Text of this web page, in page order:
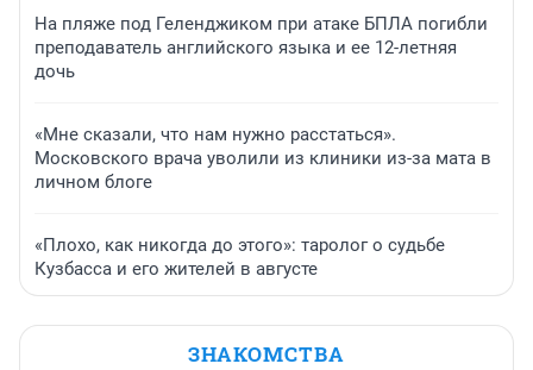
На пляже под Геленджиком при атаке БПЛА погибли
преподаватель английского языка и ее 12-летняя
дочь
«Мне сказали, что нам нужно расстаться».
Московского врача уволили из клиники из-за мата в
личном блоге
«Плохо, как никогда до этого»: таролог о судьбе
Кузбасса и его жителей в августе
ЗНАКОМСТВА